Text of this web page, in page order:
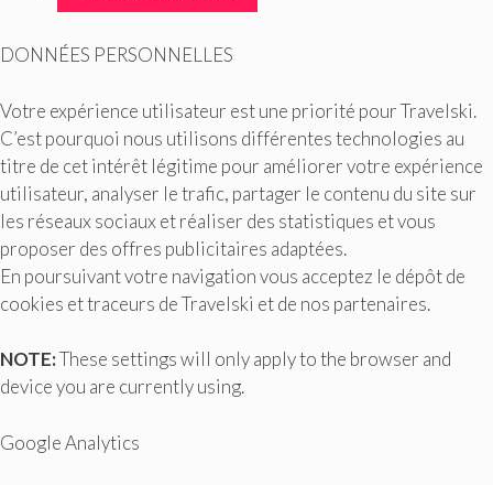
DONNÉES PERSONNELLES
Votre expérience utilisateur est une priorité pour Travelski.
C’est pourquoi nous utilisons différentes technologies au
titre de cet intérêt légitime pour améliorer votre expérience
utilisateur, analyser le trafic, partager le contenu du site sur
les réseaux sociaux et réaliser des statistiques et vous
proposer des offres publicitaires adaptées.
En poursuivant votre navigation vous acceptez le dépôt de
cookies et traceurs de Travelski et de nos partenaires.
NOTE:These settings will only apply to the browser and
device you are currently using.
Google Analytics